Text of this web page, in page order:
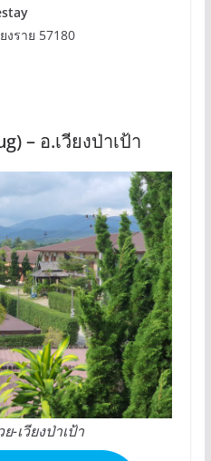
งราย 57180
– อ.เวียงป่าเป้า
-เวียงป่าเป้า